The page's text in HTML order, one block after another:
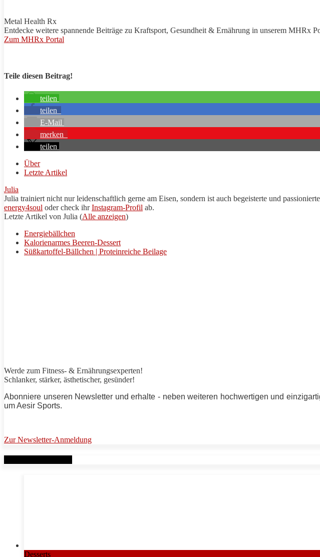
Metal Health Rx
Entdecke weitere spannende Beiträge zu Kraftsport, Gesundheit & Ernährung in unserem MHRx
Zum MHRx Portal
Teile diesen Beitrag!
teilen
teilen
E-Mail
merken
teilen
Über
Letzte Artikel
Julia
Julia trainiert nicht nur leidenschaftlich gerne am Eisen, sondern ist auch begeisterte und
energy4soul oder check ihrInstagram-Profil ab.
Letzte Artikel von Julia (Alle anzeigen)
Energiebällchen
Kalorienarmes Beeren-Dessert
Süßkartoffel-Bällchen | Proteinreiche Beilage
Werde zum Fitness- & Ernährungsexperten!
Schlanker, stärker, ästhetischer, gesünder!
Abonniere unseren Newsletter und erhalte - neben weiteren hochwertigen und
umAesir Sports.
Zur Newsletter-Anmeldung
Desserts